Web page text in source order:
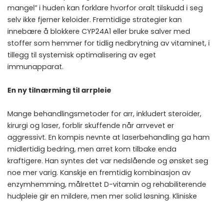
mangel” i huden kan forklare hvorfor oralt tilskudd i seg
selv ikke fjerner keloider. Fremtidige strategier kan
innebære å blokkere CYP24A1 eller bruke salver med
stoffer som hemmer for tidlig nedbrytning av vitaminet, i
tillegg til systemisk optimalisering av eget
immunapparat.
En ny tilnærming til arrpleie
Mange behandlingsmetoder for arr, inkludert steroider,
kirurgi og laser, forblir skuffende når arrvevet er
aggressivt. En kompis nevnte at laserbehandling ga ham
midlertidig bedring, men arret kom tilbake enda
kraftigere. Han syntes det var nedslående og ønsket seg
noe mer varig. Kanskje en fremtidig kombinasjon av
enzymhemming, målrettet D-vitamin og rehabiliterende
hudpleie gir en mildere, men mer solid løsning. Kliniske